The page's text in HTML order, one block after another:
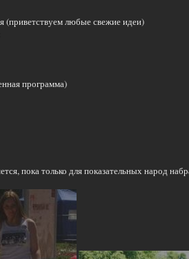
(приветствуем любые свежие идеи)
программа)
пока только для показательных народ